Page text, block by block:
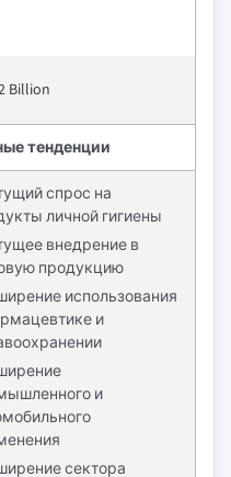
Billion
тенденции
спрос на
личной гигиены
внедрение в
продукцию
использования
и
и
сектора